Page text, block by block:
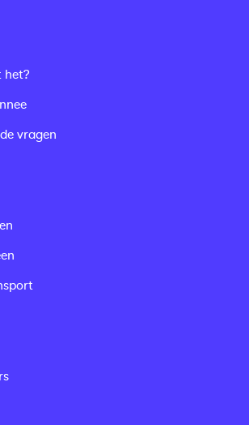
het?
vragen